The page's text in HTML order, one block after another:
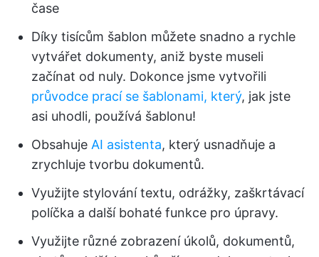
čase
Díky tisícům šablon můžete snadno a rychle
vytvářet dokumenty, aniž byste museli
začínat od nuly. Dokonce jsme vytvořili
průvodce prací se šablonami, který, jak jste
asi uhodli, používá šablonu!
Obsahuje AI asistenta, který usnadňuje a
zrychluje tvorbu dokumentů.
Využijte stylování textu, odrážky, zaškrtávací
políčka a další bohaté funkce pro úpravy.
Využijte různé zobrazení úkolů, dokumentů,